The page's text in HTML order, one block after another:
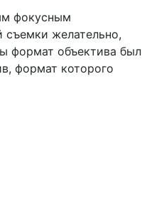
фокусным
съемки желательно,
формат объектива был
формат которого